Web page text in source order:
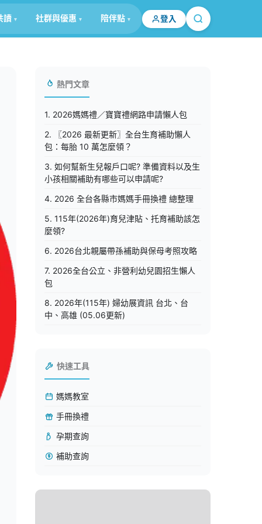
讀 社群與優惠 陪伴點 登入
熱門文章
1. 2026媽媽禮／寶寶禮網路申請懶人包
2. 〖2026 最新更新〗全台生育補助懶人
包：每胎 10 萬怎麼領？
3. 如何幫新生兒報戶口呢? 準備資料以及生
小孩相關補助有哪些可以申請呢?
4. 2026 全台各縣市媽媽手冊換禮 總整理
5. 115年(2026年)育兒津貼、托育補助該怎
麼領?
6. 2026台北親屬帶孫補助與保母考照攻略
7. 2026全台公立、非營利幼兒園招生懶人
包
8. 2026年(115年) 婦幼展資訊 台北、台
中、高雄 (05.06更新)
快速工具
媽媽教室
手冊換禮
孕期查詢
補助查詢